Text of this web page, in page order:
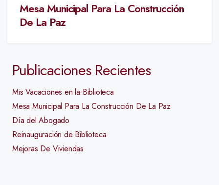
Mesa Municipal Para La Construcción
De La Paz
Publicaciones Recientes
Mis Vacaciones en la Biblioteca
Mesa Municipal Para La Construcción De La Paz
Día del Abogado
Reinauguración de Biblioteca
Mejoras De Viviendas